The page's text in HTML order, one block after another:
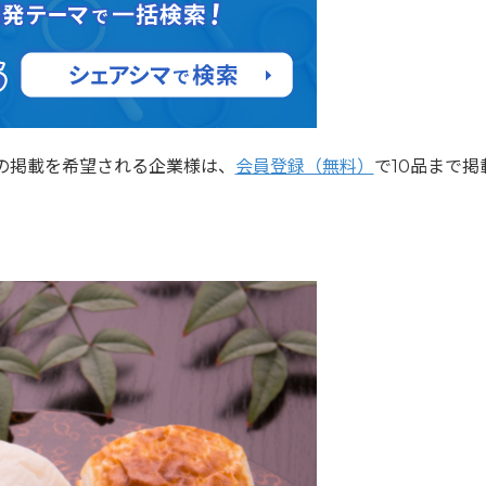
載を希望される企業様は、 会員登録（無料） で10品まで掲